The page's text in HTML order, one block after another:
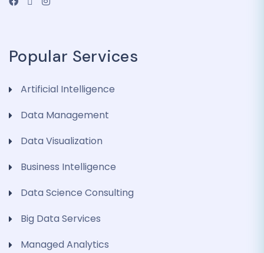
Popular Services
Artificial Intelligence
Data Management
Data Visualization
Business Intelligence
Data Science Consulting
Big Data Services
Managed Analytics